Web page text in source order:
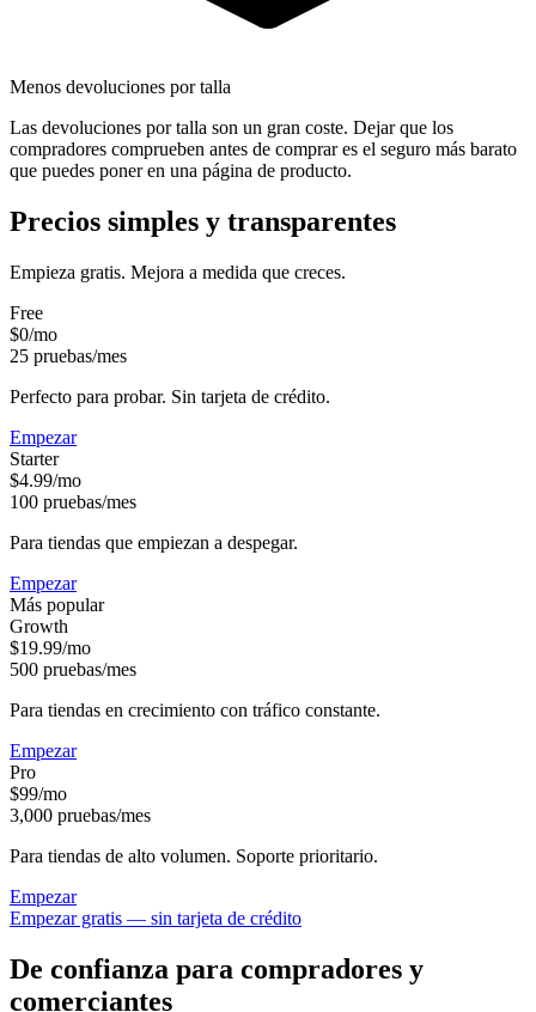
Menos devoluciones por talla
Las devoluciones por talla son un gran coste. Dejar que los
compradores comprueben antes de comprar es el seguro más barato
que puedes poner en una página de producto.
Precios simples y transparentes
Empieza gratis. Mejora a medida que creces.
Free
$0/mo
25 pruebas/mes
Perfecto para probar. Sin tarjeta de crédito.
Empezar
Starter
$4.99/mo
100 pruebas/mes
Para tiendas que empiezan a despegar.
Empezar
Más popular
Growth
$19.99/mo
500 pruebas/mes
Para tiendas en crecimiento con tráfico constante.
Empezar
Pro
$99/mo
3,000 pruebas/mes
Para tiendas de alto volumen. Soporte prioritario.
Empezar
Empezar gratis — sin tarjeta de crédito
De confianza para compradores y
comerciantes